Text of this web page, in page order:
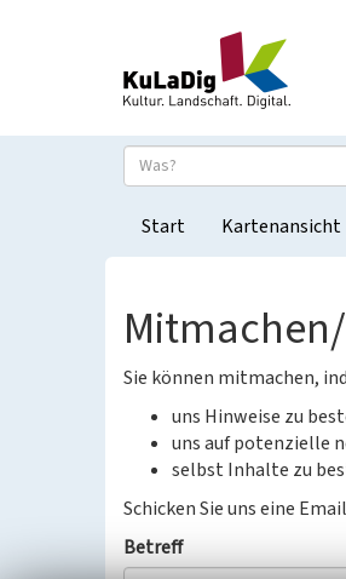
Start Kartenansicht
Sie können mitmachen,
uns Hinweise zu
uns auf potenzielle
selbst Inhalte zu
Schicken Sie uns eine
Betreff